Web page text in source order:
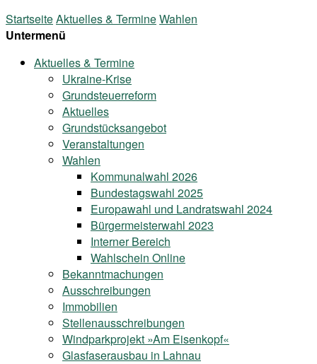
StartseiteAktuelles & TermineWahlen
Untermenü
Aktuelles & Termine
Ukraine-Krise
Grundsteuerreform
Aktuelles
Grundstücksangebot
Veranstaltungen
Wahlen
Kommunalwahl 2026
Bundestagswahl 2025
Europawahl und Landratswahl 2024
Bürgermeisterwahl 2023
Interner Bereich
Wahlschein Online
Bekanntmachungen
Ausschreibungen
Immobilien
Stellenausschreibungen
Windparkprojekt »Am Eisenkopf«
Glasfaserausbau in Lahnau